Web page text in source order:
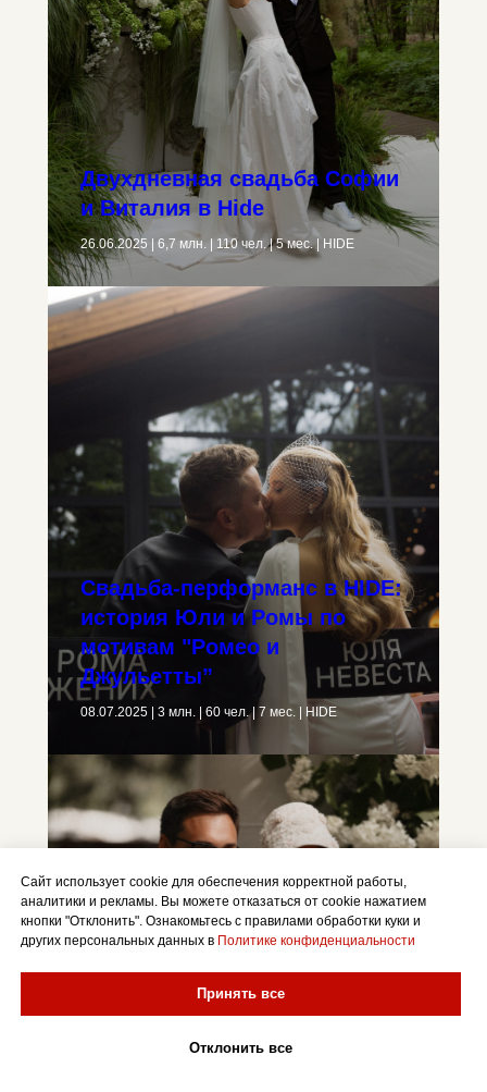
Двухдневная свадьба Софии
и Виталия в Hide
26.06.2025 | 6,7 млн. | 110 чел. | 5 мес. | HIDE
Свадьба-перформанс в HIDE:
история Юли и Ромы по
мотивам "Ромео и
Джульетты”
08.07.2025 | 3 млн. | 60 чел. | 7 мес. | HIDE
Свадьба Насти и Глеба
Сайт использует cookie для обеспечения корректной работы,
аналитики и рекламы. Вы можете отказаться от cookie нажатием
кнопки "Отклонить". Ознакомьтесь с правилами обработки куки и
других персональных данных в Политике конфиденциальности
Принять все
Отклонить все